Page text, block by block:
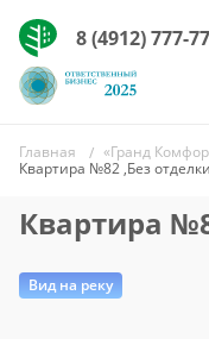
8 (4912) 777-
Главная
«Гранд
Квартира №82 ,Без отделки
Квартира
Вид на реку